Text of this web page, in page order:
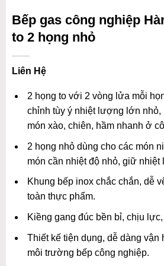
Bếp gas công nghiệp
to 2 họng nhỏ
Liên Hệ
2 họng to với 2 vòng lửa mỗi
chỉnh tùy ý nhiệt lượng lớn nhỏ,
món xào, chiên, hầm nhanh ở
2 họng nhỏ dùng cho các món
món cần nhiệt độ nhỏ, giữ nhiệt
Khung bếp inox chắc chắn, dễ
toàn thực phẩm.
Kiềng gang đúc bền bỉ, chịu
Thiết kế tiện dụng, dễ dàng vận
môi trường bếp công nghiệp.